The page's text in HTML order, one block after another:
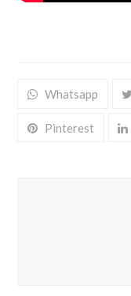
Whatsapp
Pinterest